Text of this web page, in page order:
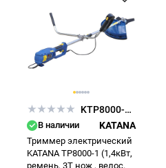
KTP8000-1.00
В наличии KATANA
Триммер электрический
KATANA TP8000-1 (1,4кВт,
ремень, 3Т нож , велос.